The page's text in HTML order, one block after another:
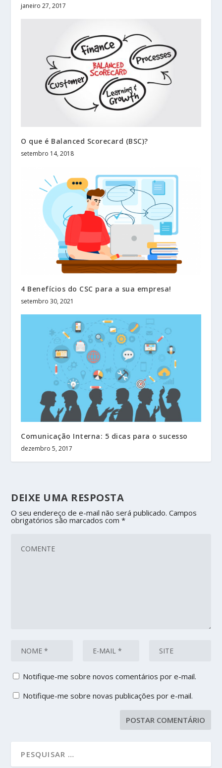
janeiro 27, 2017
O que é Balanced Scorecard (BSC)?
setembro 14, 2018
4 Benefícios do CSC para a sua empresa!
setembro 30, 2021
Comunicação Interna: 5 dicas para o sucesso
dezembro 5, 2017
DEIXE UMA RESPOSTA
O seu endereço de e-mail não será publicado. Campos
obrigatórios são marcados com*
Notifique-me sobre novos comentários por e-mail.
Notifique-me sobre novas publicações por e-mail.